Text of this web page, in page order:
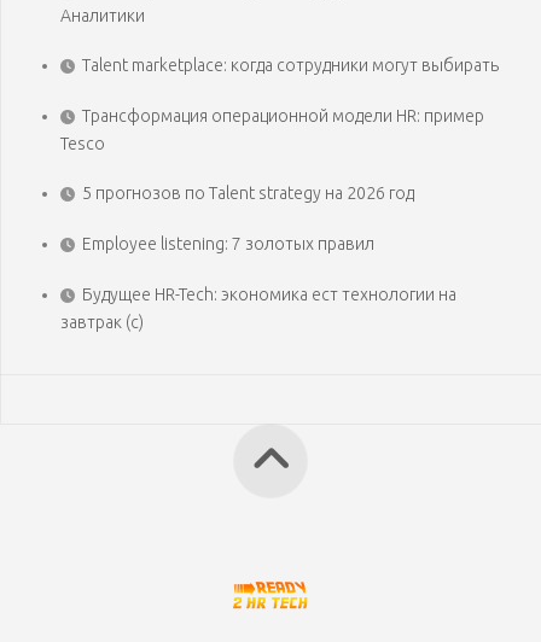
Аналитики
Talent marketplace: когда сотрудники могут выбирать
Трансформация операционной модели HR: пример
Tesco
5 прогнозов по Talent strategy на 2026 год
Employee listening: 7 золотых правил
Будущее HR-Tech: экономика ест технологии на
завтрак (с)